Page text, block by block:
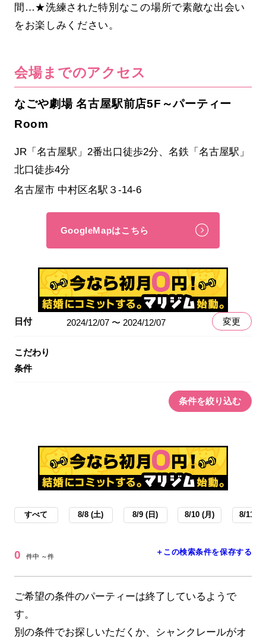
間…★洗練された特別なこの場所で素敵な出会い
をお楽しみください。
会場までのアクセス
なごや劇場 名古屋駅前店5F～パーティー
Room
JR「名古屋駅」2番出口徒歩2分、名鉄「名古屋駅」
北口徒歩4分
名古屋市 中村区名駅３-14-6
GoogleMapはこちら
日付 2024/12/07 〜 2024/12/07 変更
こだわり
条件
条件を絞り込む
すべて 8/8 (土) 8/9 (日) 8/10 (月) 8/11 (
0 件中 ～件 ＋この検索条件を保存する
ご希望の条件のパーティーは終了しているようで
す。
別の条件でお探しいただくか、シャンクレールがオ